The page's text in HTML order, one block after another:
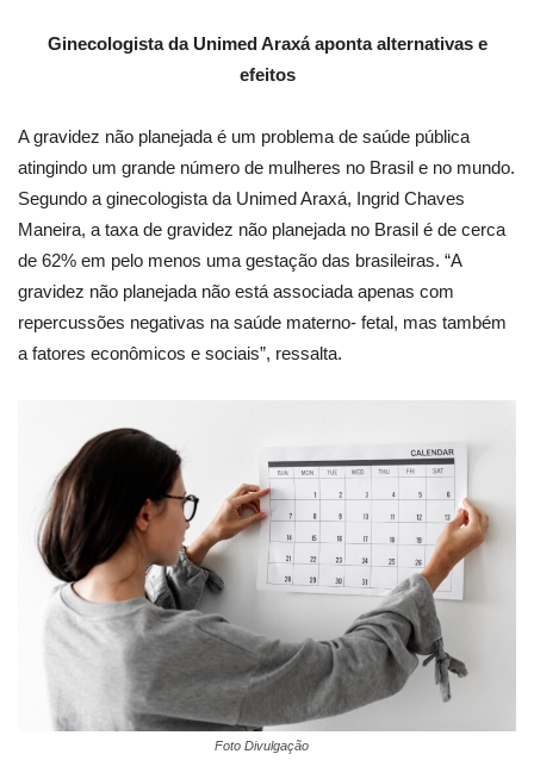
Ginecologista da Unimed Araxá aponta alternativas e
efeitos
A gravidez não planejada é um problema de saúde pública
atingindo um grande número de mulheres no Brasil e no mundo.
Segundo a ginecologista da Unimed Araxá, Ingrid Chaves
Maneira, a taxa de gravidez não planejada no Brasil é de cerca
de 62% em pelo menos uma gestação das brasileiras. “A
gravidez não planejada não está associada apenas com
repercussões negativas na saúde materno- fetal, mas também
a fatores econômicos e sociais”, ressalta.
Foto Divulgação